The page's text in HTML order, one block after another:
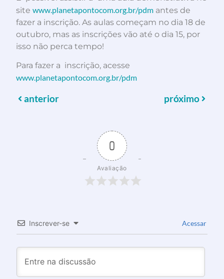
site www.planetapontocom.org.br/pdm antes de
fazer a inscrição. As aulas começam no dia 18 de
outubro, mas as inscrições vão até o dia 15, por
isso não perca tempo!
Para fazer a inscrição, acesse
www.planetapontocom.org.br/pdm
anterior próximo
0
Avaliação
Inscrever-se Acessar